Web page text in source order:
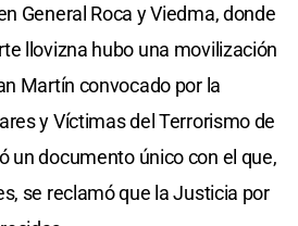
General Roca y Viedma, donde
llovizna hubo una movilización
Martín convocado por la
y Víctimas del Terrorismo de
un documento único con el que,
se reclamó que la Justicia por